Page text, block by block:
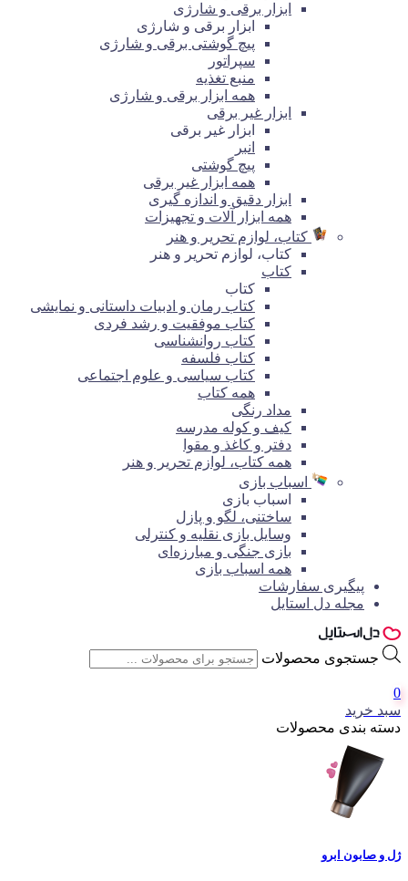
ابزار برقی و شارژی
ابزار برقی و شارژی
پیچ گوشتی برقی و شارژی
سپراتور
منبع تغذیه
همه ابزار برقی و شارژی
ابزار غیر برقی
ابزار غیر برقی
انبر
پیچ گوشتی
همه ابزار غیر برقی
ابزار دقیق و اندازه گیری
همه ابزار آلات و تجهیزات
کتاب، لوازم تحریر و هنر
کتاب، لوازم تحریر و هنر
کتاب
کتاب
کتاب رمان و ادبیات داستانی و نمایشی
کتاب موفقیت و رشد فردی
کتاب روانشناسی
کتاب فلسفه
کتاب سیاسی و علوم اجتماعی
همه کتاب
مداد رنگی
کیف و کوله مدرسه
دفتر و کاغذ و مقوا
همه کتاب، لوازم تحریر و هنر
اسباب بازی
اسباب بازی
ساختنی، لگو و پازل
وسایل بازی نقلیه و کنترلی
بازی جنگی و مبارزه‌ای
همه اسباب بازی
پیگیری سفارشات
مجله دل استایل
جستجوی محصولات
0
سبد خرید
دسته بندی محصولات
ژل و صابون ابرو